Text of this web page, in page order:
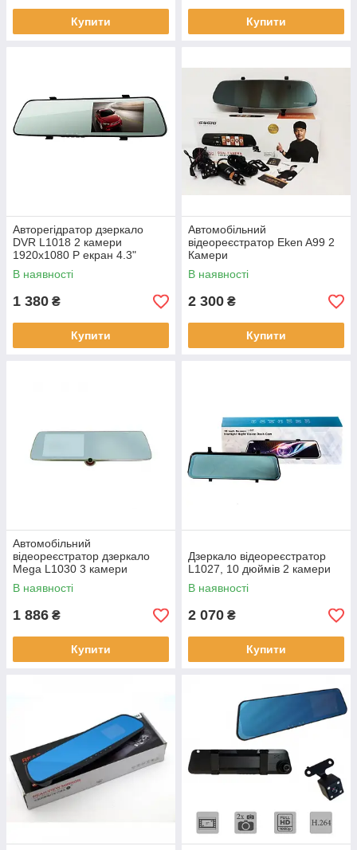
Купити Купити
Авторегідратор дзеркало
DVR L1018 2 камери
1920x1080 P екран 4.3"
В наявності
1 380 ₴
Купити
Автомобільний
відеореєстратор Eken A99 2
Камери
В наявності
2 300 ₴
Купити
Автомобільний
відеореєстратор дзеркало
Mega L1030 3 камери
В наявності
1 886 ₴
Купити
Дзеркало відеореєстратор
L1027, 10 дюймів 2 камери
В наявності
2 070 ₴
Купити